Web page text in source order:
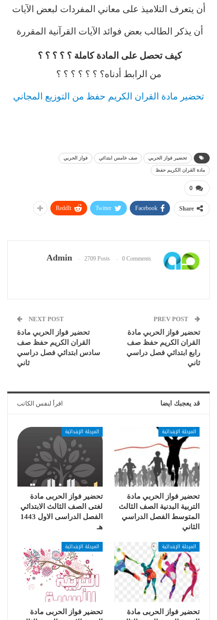
أن يتعرف التلاميذ على معاني المفردات لبعض الآيات
أن يذكر الطالب بعض فوائد الآيات القرآنية المقررة
كيف تحصل على المادة كاملة ؟ ؟ ؟ ؟ ؟
من الرابط أدناه؟ ؟ ؟ ؟ ؟ ؟ ؟
تحضير مادة القران الكريم حفظ من التوزيع المجاني
تحضير فواز الحربي صف خامس ابتدائي فواز الحربي
مادة القران الكريم حفظ
0
Share
Facebook
Twitter
ReddIt
Admin 2709 Posts 0 Comments
تحضير فواز الحربي مادة
القران الكريم حفظ صف
رابع ابتدائي فصل دراسي
ثاني
NEXT POST
تحضير فواز الحربي مادة
القران الكريم حفظ صف
سادس ابتدائي فصل دراسي
ثاني
قد يعجبك ايضا اقرأ لنفس الكاتب
المرحلة الإبتدائية
تحضير فواز الحربي مادة
التربية البدنية الصف الثالث
المتوسط الفصل الدراسي
الثاني
المرحلة الإبتدائية
تحضير فواز الحربى مادة
لغتى الصف الثالث الابتدائي
الفصل الدراسى الاول 1443
هـ
المرحلة الإبتدائية
تحضير فواز الحربى مادة
المرحلة الإبتدائية
تحضير فواز الحربى مادة